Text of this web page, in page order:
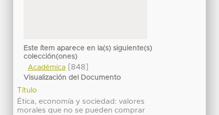
Este ítem aparece en la(s) siguiente(s)
colección(ones)
Académica[848]
Visualización del Documento
Título
Ética, economía y sociedad: valores
morales que no se pueden comprar